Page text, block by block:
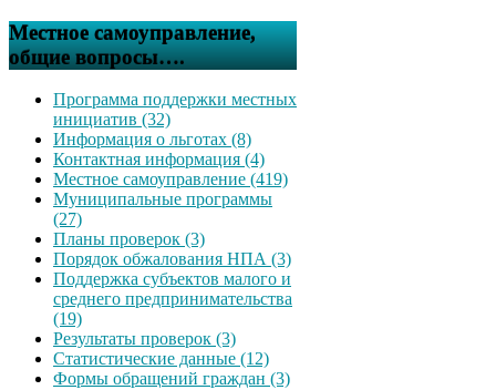
Местное самоуправление,
общие вопросы….
Программа поддержки местных
инициатив (32)
Информация о льготах (8)
Контактная информация (4)
Местное самоуправление (419)
Муниципальные программы
(27)
Планы проверок (3)
Порядок обжалования НПА (3)
Поддержка субъектов малого и
среднего предпринимательства
(19)
Результаты проверок (3)
Статистические данные (12)
Формы обращений граждан (3)